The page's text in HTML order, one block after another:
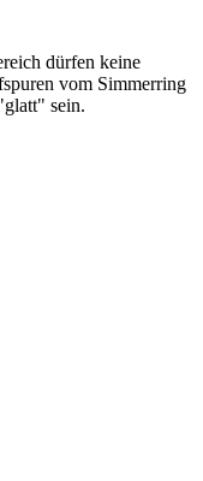
dürfen keine
vom Simmerring
sein.